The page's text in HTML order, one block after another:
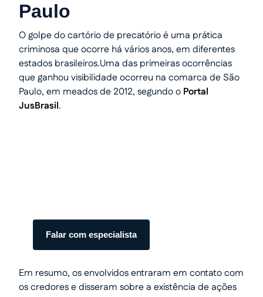
Paulo
O golpe do cartório de precatório é uma prática
criminosa que ocorre há vários anos, em diferentes
estados brasileiros.Uma das primeiras ocorrências
que ganhou visibilidade ocorreu na comarca de São
Paulo, em meados de 2012, segundo o Portal
JusBrasil.
Falar com especialista
Em resumo, os envolvidos entraram em contato com
os credores e disseram sobre a existência de ações